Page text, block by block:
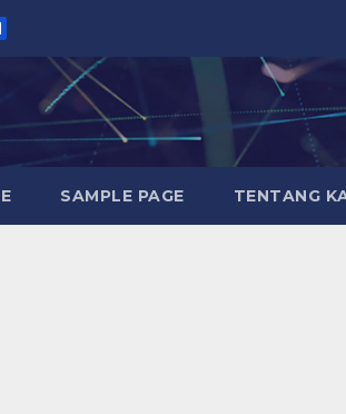
SAMPLE PAGE TENTANG